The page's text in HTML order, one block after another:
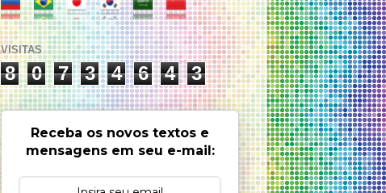
VISITAS
8 0 7 3 4 6 4 3
Receba os novos textos e
mensagens em seu e-mail: